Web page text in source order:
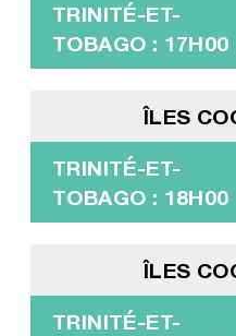
TRINITÉ-ET-
TOBAGO : 17H00
ÎLES
TRINITÉ-ET-
TOBAGO : 18H00
ÎLES
TRINITÉ-ET-